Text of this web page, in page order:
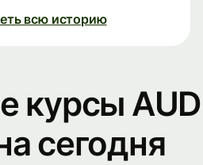
всю историю
курсы AUD
сегодня